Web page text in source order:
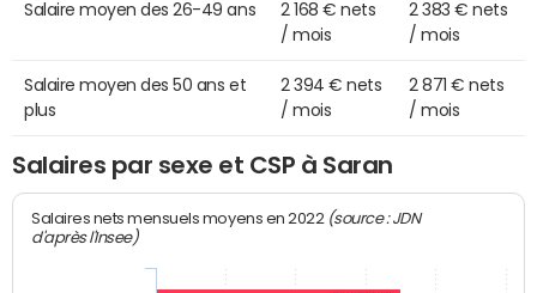
Salaire moyen des 26-49 ans
2 168 € nets
/ mois
2 383 € nets
/ mois
Salaire moyen des 50 ans et
plus
2 394 € nets
/ mois
2 871 € nets
/ mois
Salaires par sexe et CSP à Saran
Salaires nets mensuels moyens en 2022 (source : JDN
d'après l'Insee)